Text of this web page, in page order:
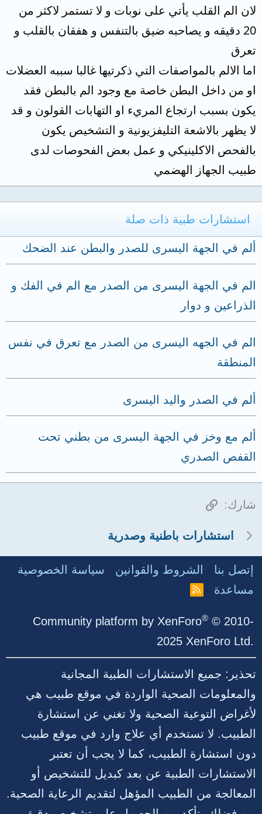
لان الم القلب يأتي على نوبات و لا تستمر لاكثر من
20 دقيقه و يصاحبه ضيق بالتنفس و هفقان بالقلب و
تعرق
اما الالم بالمواصفات التي ذكرتيها غالبا سببه العضلات
او من داخل البطن خاصة مع وجود الم بالبطن فقد
يكون بسبب ارتجاع المريء او التهابات القولون و قد
لا يظهر بالاشعة التليفزيونية و التشخيص يكون
بالفحص الاكلينيكي و عمل بعض الفحوصات لدى
طبيب الجهاز الهضمي
استشارات طبية ذات صلة
ألم في الجهة اليسرى للصدر والبطن عند الضحك
الم في الجهة اليسرى من الصدر مع الم في الفك و
الذراعين و دوار
الم في الجهه اليسرى من الصدر مع تعرق في نفس
المنطقة
ألم في الصدر واليد اليسرى
ألم مع وخز في الجهة اليسرى من بطني تحت
القفص الصدري
شارك: الرابط
استشارات باطنية وصدرية
إتصل بنا الشروط والقوانين
سياسة الخصوصية
مساعدة
R
Community platform by XenForo® © 2010-
2025 XenForo Ltd.
تحذير: جميع الاستشارات الطبية المجانية
والمعلومات الصحية الواردة في موقع طبيب هي
لأغراض التوعية الصحية ولا تغني عن استشارة
الطبيب. لا تستخدم أي علاج وارد في موقع طبيب
دون استشارة الطبيب، كما لا يجب أن تعتبر
الاستشارات الطبية عن بعد كبديل للتشخيص أو
المعالجة من الطبيب المؤهل لتقديم الرعاية الصحية.